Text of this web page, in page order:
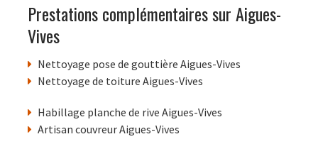
Prestations complémentaires sur Aigues-
Vives
Nettoyage pose de gouttière Aigues-Vives
Nettoyage de toiture Aigues-Vives
Habillage planche de rive Aigues-Vives
Artisan couvreur Aigues-Vives